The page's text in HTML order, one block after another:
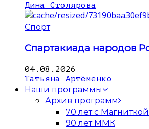
Дина Столярова
Спорт
Спартакиада народов
04.08.2026
Татьяна Артёменко
Наши программы
Архив программ
70 лет с Магниткой
90 лет ММК